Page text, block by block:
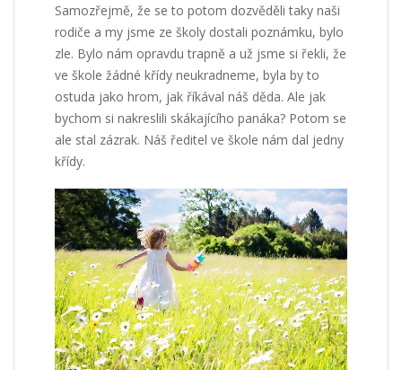
Samozřejmě, že se to potom dozvěděli taky naši
rodiče a my jsme ze školy dostali poznámku, bylo
zle. Bylo nám opravdu trapně a už jsme si řekli, že
ve škole žádné křídy neukradneme, byla by to
ostuda jako hrom, jak říkával náš děda. Ale jak
bychom si nakreslili skákajícího panáka? Potom se
ale stal zázrak. Náš ředitel ve škole nám dal jedny
křídy.